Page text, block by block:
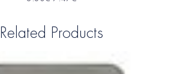
Related Products